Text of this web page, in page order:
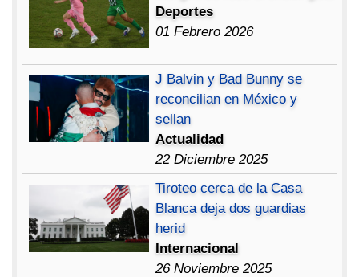
Deportes
01 Febrero 2026
J Balvin y Bad Bunny se
reconcilian en México y
sellan
Actualidad
22 Diciembre 2025
Tiroteo cerca de la Casa
Blanca deja dos guardias
herid
Internacional
26 Noviembre 2025